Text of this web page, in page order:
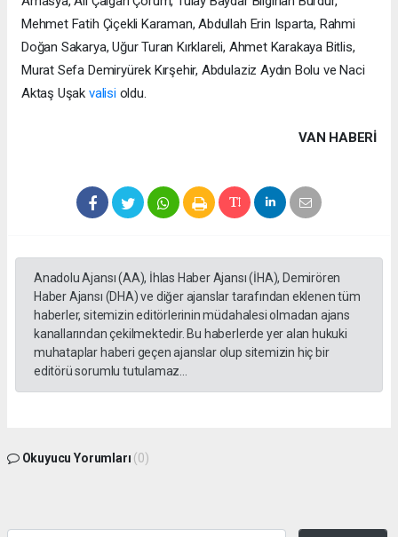
Mehmet Fatih Çiçekli Karaman, Abdullah Erin Isparta, Rahmi
Doğan Sakarya, Uğur Turan Kırklareli, Ahmet Karakaya Bitlis,
Murat Sefa Demiryürek Kırşehir, Abdulaziz Aydın Bolu ve Naci
Aktaş Uşak valisioldu.
VAN HABERİ
Anadolu Ajansı (AA), İhlas Haber Ajansı (İHA), Demirören
Haber Ajansı (DHA) ve diğer ajanslar tarafından eklenen tüm
haberler, sitemizin editörlerinin müdahalesi olmadan ajans
kanallarından çekilmektedir. Bu haberlerde yer alan hukuki
muhataplar haberi geçen ajanslar olup sitemizin hiç bir
editörü sorumlu tutulamaz...
Okuyucu Yorumları (0)